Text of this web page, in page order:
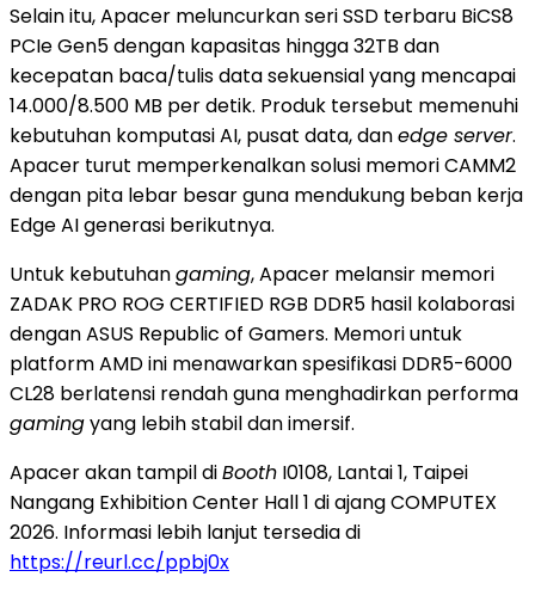
Selain itu, Apacer meluncurkan seri SSD terbaru BiCS8
PCIe Gen5 dengan kapasitas hingga 32TB dan
kecepatan baca/tulis data sekuensial yang mencapai
14.000/8.500 MB per detik. Produk tersebut memenuhi
kebutuhan komputasi AI, pusat data, danedge server.
Apacer turut memperkenalkan solusi memori CAMM2
dengan pita lebar besar guna mendukung beban kerja
Edge AI generasi berikutnya.
Untuk kebutuhangaming, Apacer melansir memori
ZADAK PRO ROG CERTIFIED RGB DDR5 hasil kolaborasi
dengan ASUS Republic of Gamers. Memori untuk
platform AMD ini menawarkan spesifikasi DDR5-6000
CL28 berlatensi rendah guna menghadirkan performa
gamingyang lebih stabil dan imersif.
Apacer akan tampil diBooth I0108, Lantai 1, Taipei
Nangang Exhibition Center Hall 1 di ajang COMPUTEX
2026. Informasi lebih lanjut tersedia di
https://reurl.cc/ppbj0x